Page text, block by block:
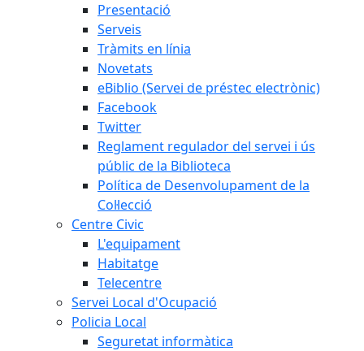
Presentació
Serveis
Tràmits en línia
Novetats
eBiblio (Servei de préstec electrònic)
Facebook
Twitter
Reglament regulador del servei i ús
públic de la Biblioteca
Política de Desenvolupament de la
Col·lecció
Centre Civic
L'equipament
Habitatge
Telecentre
Servei Local d'Ocupació
Policia Local
Seguretat informàtica